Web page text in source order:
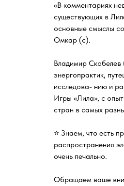
«В комментариях
существующих в
основные смыслы
Омкар (с).
Владимир
энергопрактик,
исследова- нию и
Игры «Лила», с
стран в самых
⭐ Знаем, что есть
распространения
очень печально.
Обращаем ваше